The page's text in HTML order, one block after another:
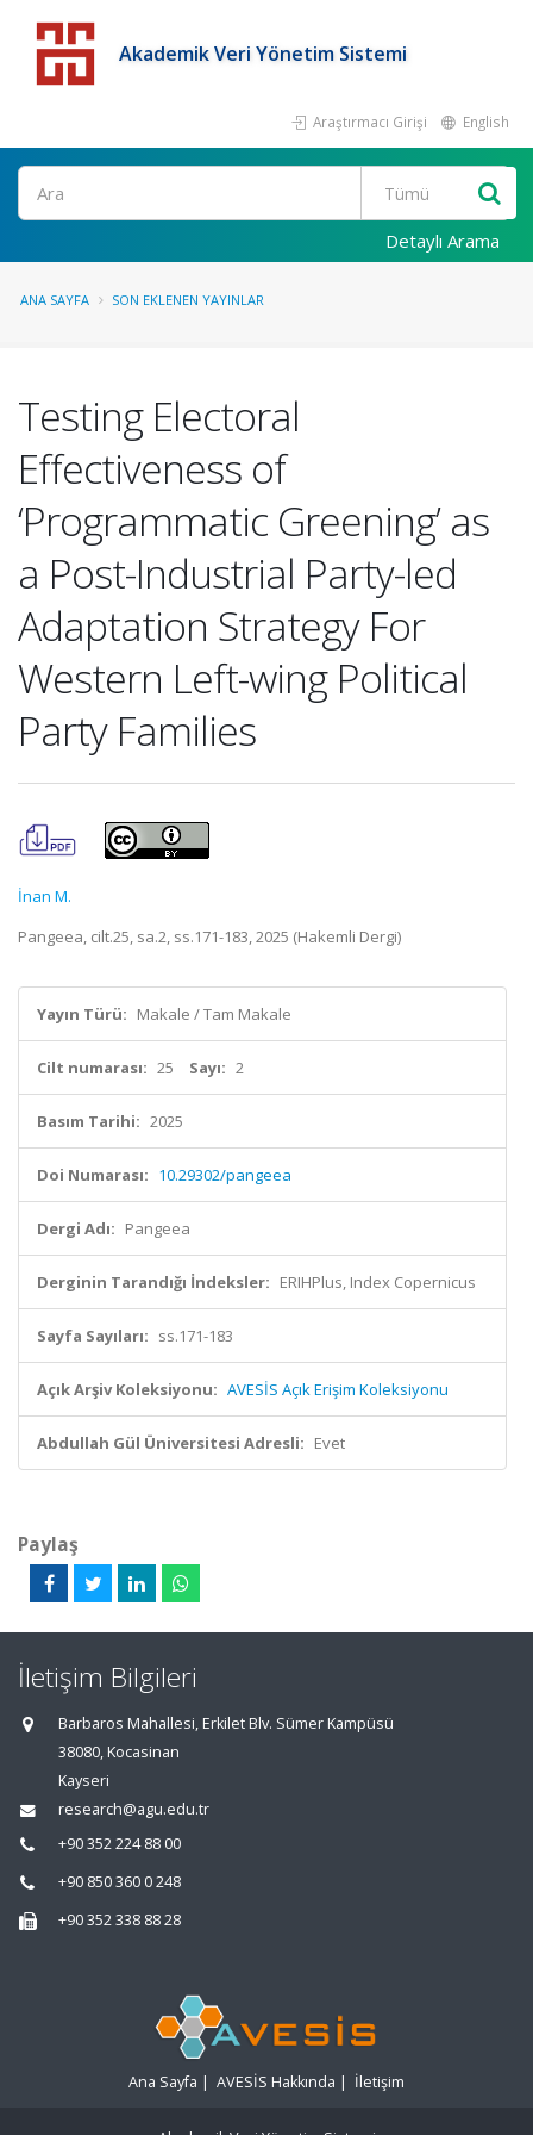
Akademik Veri Yönetim Sistemi
Araştırmacı Girişi English
Detaylı Arama
ANA SAYFA SON EKLENEN YAYINLAR
Testing Electoral
Effectiveness of
‘Programmatic Greening’ as
a Post-Industrial Party-led
Adaptation Strategy For
Western Left-wing Political
Party Families
İnan M.
Pangeea, cilt.25, sa.2, ss.171-183, 2025 (Hakemli Dergi)
Yayın Türü: Makale / Tam Makale
Cilt numarası: 25 Sayı: 2
Basım Tarihi: 2025
Doi Numarası: 10.29302/pangeea
Dergi Adı: Pangeea
Derginin Tarandığı İndeksler: ERIHPlus, Index Copernicus
Sayfa Sayıları: ss.171-183
Açık Arşiv Koleksiyonu: AVESİS Açık Erişim Koleksiyonu
Abdullah Gül Üniversitesi Adresli: Evet
Paylaş
İletişim Bilgileri
Barbaros Mahallesi, Erkilet Blv. Sümer Kampüsü
38080, Kocasinan
Kayseri
research@agu.edu.tr
+90 352 224 88 00
+90 850 360 0 248
+90 352 338 88 28
Ana Sayfa | AVESİS Hakkında | İletişim